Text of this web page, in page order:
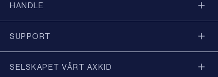
HANDLE
SUPPORT
SELSKAPET VÅRT AXKID